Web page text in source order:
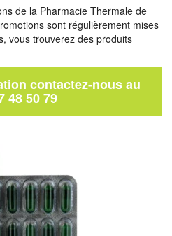
de la Pharmacie Thermale de
sont régulièrement mises
vous trouverez des produits
contactez-nous au
48 50 79